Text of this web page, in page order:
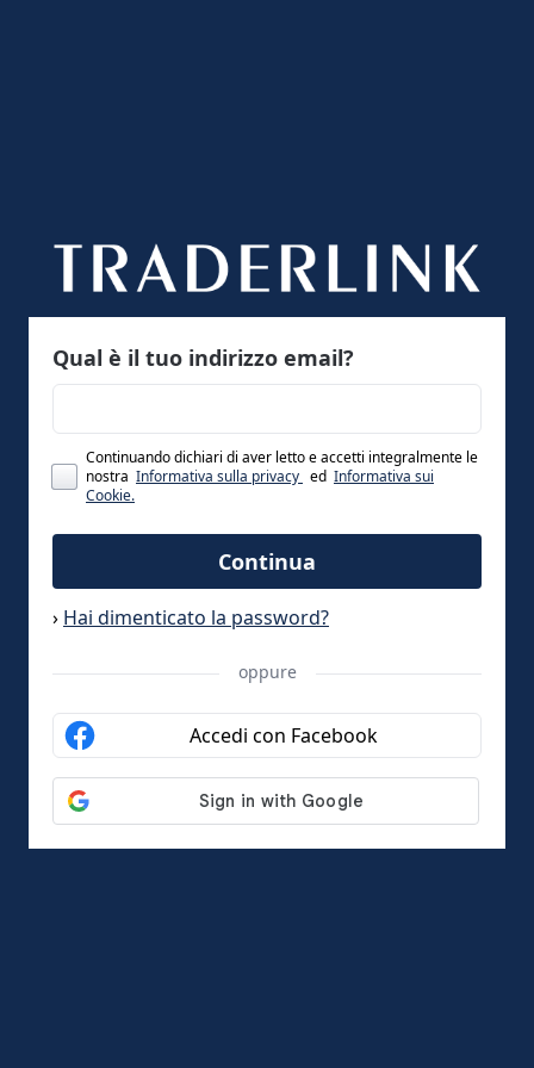
Qual è il tuo indirizzo email?
Continuando dichiari di aver letto e accetti integralmente le
nostra Informativa sulla privacy ed Informativa sui
Cookie.
Continua
› Hai dimenticato la password?
oppure
Accedi con Facebook